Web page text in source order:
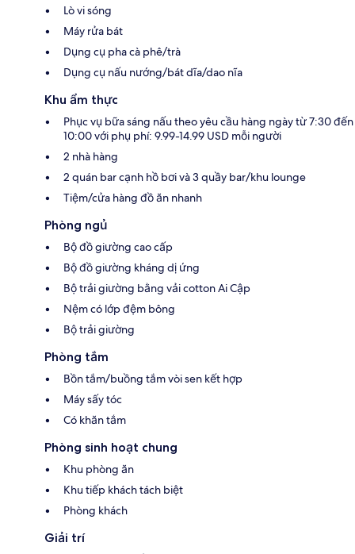
Lò vi sóng
Máy rửa bát
Dụng cụ pha cà phê/trà
Dụng cụ nấu nướng/bát dĩa/dao nĩa
Khu ẩm thực
Phục vụ bữa sáng nấu theo yêu cầu hàng ngày từ 7:30 đến
10:00 với phụ phí: 9.99-14.99 USD mỗi người
2 nhà hàng
2 quán bar cạnh hồ bơi và 3 quầy bar/khu lounge
Tiệm/cửa hàng đồ ăn nhanh
Phòng ngủ
Bộ đồ giường cao cấp
Bộ đồ giường kháng dị ứng
Bộ trải giường bằng vải cotton Ai Cập
Nệm có lớp đệm bông
Bộ trải giường
Phòng tắm
Bồn tắm/buồng tắm vòi sen kết hợp
Máy sấy tóc
Có khăn tắm
Phòng sinh hoạt chung
Khu phòng ăn
Khu tiếp khách tách biệt
Phòng khách
Giải trí